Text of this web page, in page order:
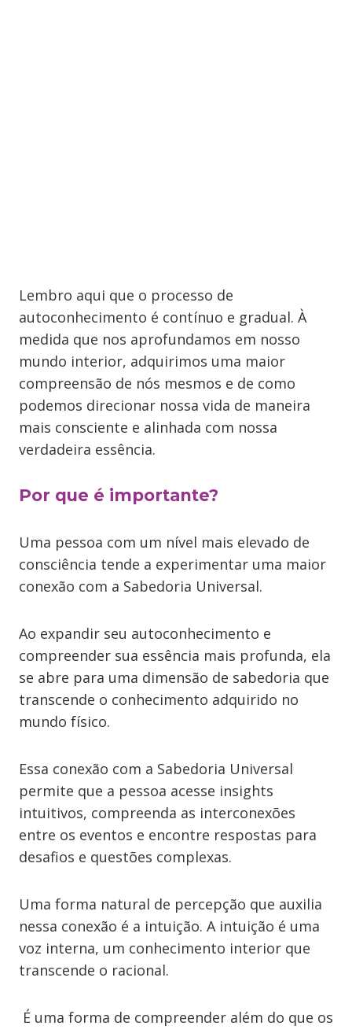
Lembro aqui que o processo de
autoconhecimento é contínuo e gradual. À
medida que nos aprofundamos em nosso
mundo interior, adquirimos uma maior
compreensão de nós mesmos e de como
podemos direcionar nossa vida de maneira
mais consciente e alinhada com nossa
verdadeira essência.
Por que é importante?
Uma pessoa com um nível mais elevado de
consciência tende a experimentar uma maior
conexão com a Sabedoria Universal.
Ao expandir seu autoconhecimento e
compreender sua essência mais profunda, ela
se abre para uma dimensão de sabedoria que
transcende o conhecimento adquirido no
mundo físico.
Essa conexão com a Sabedoria Universal
permite que a pessoa acesse insights
intuitivos, compreenda as interconexões
entre os eventos e encontre respostas para
desafios e questões complexas.
Uma forma natural de percepção que auxilia
nessa conexão é a intuição. A intuição é uma
voz interna, um conhecimento interior que
transcende o racional.
É uma forma de compreender além do que os